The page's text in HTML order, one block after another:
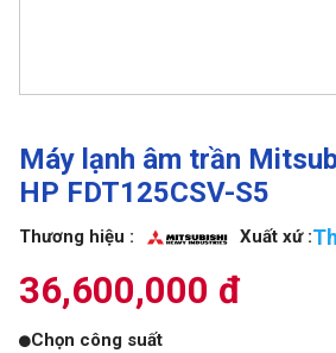
Máy lạnh âm trần
HP FDT125CSV-S5
Thương hiệu : Xuất xứ :
36,600,000 đ
Chọn công suất